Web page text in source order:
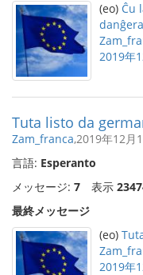
(eo) Ĉu
2019年
Tuta listo da
Zam_franca,2019年12月
言語: Esperanto
メッセージ: 7 表示
最終メッセージ
(eo)
2019年